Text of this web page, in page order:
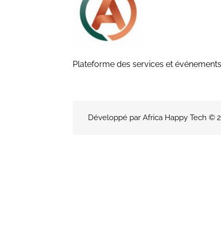
Plateforme des services et
Développé par Africa Happy Tech ©